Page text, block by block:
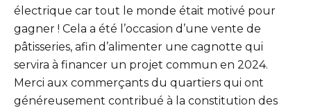
électrique car tout le monde était motivé pour
gagner ! Cela a été l’occasion d’une vente de
pâtisseries, afin d’alimenter une cagnotte qui
servira à financer un projet commun en 2024.
Merci aux commerçants du quartiers qui ont
généreusement contribué à la constitution des